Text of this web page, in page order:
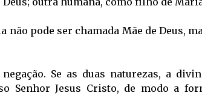
pode ser chamada Mãe de Deus,
Se as duas naturezas, a
Senhor Jesus Cristo, de modo a